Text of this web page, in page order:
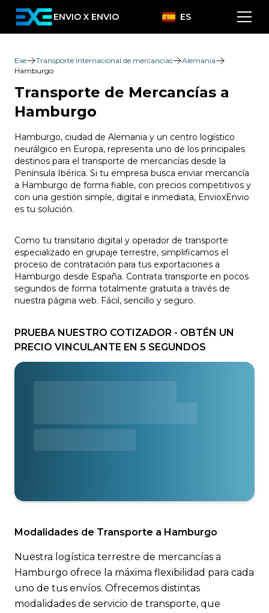
ENVIO X ENVIO ES
Exe Transporte Internacional de mercancías
Alemania
Hamburgo
Transporte de Mercancías a
Hamburgo
Hamburgo, ciudad de Alemania y un centro logístico
neurálgico en Europa, representa uno de los principales
destinos para el transporte de mercancías desde la
Península Ibérica. Si tu empresa busca enviar mercancía
a Hamburgo de forma fiable, con precios competitivos y
con una gestión simple, digital e inmediata, EnvioxEnvio
es tu solución.
Como tu transitario digital y operador de transporte
especializado en grupaje terrestre, simplificamos el
proceso de contratación para tus exportaciones a
Hamburgo desde España. Contrata transporte en pocos
segundos de forma totalmente gratuita a través de
nuestra página web. Fácil, sencillo y seguro.
PRUEBA NUESTRO COTIZADOR - OBTÉN UN
PRECIO VINCULANTE EN 5 SEGUNDOS
Modalidades de Transporte a Hamburgo
Nuestra logística terrestre de mercancías a
Hamburgo ofrece la máxima flexibilidad para cada
uno de tus envíos. Ofrecemos distintas
modalidades de servicio de transporte, que